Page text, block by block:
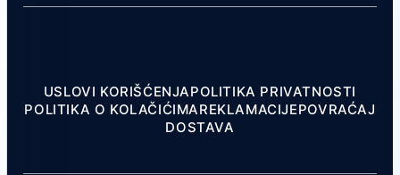
USLOVI KORIŠĆENJAPOLITIKA PRIVATNOSTI
POLITIKA O KOLAČIĆIMAREKLAMACIJEPOVRAĆAJ
DOSTAVA